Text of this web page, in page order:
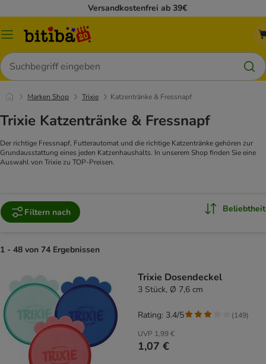
Versandkostenfrei ab 39€
Menü
Suchen
Marken Shop Trixie Katzentränke & Fressnapf
Trixie Katzentränke & Fressnapf
Der richtige Fressnapf, Futterautomat und die richtige Katzentränke gehören zur
Grundausstattung eines jeden Katzenhaushalts. In unserem Shop finden Sie eine
Auswahl von Trixie zu TOP-Preisen.
Filtern nach Beliebtheit
1 - 48 von 74 Ergebnissen
Trixie Dosendeckel
3 Stück, Ø 7,6 cm
UVP 1,99 €
1,07 €
Rating: 3.4/5 (149)